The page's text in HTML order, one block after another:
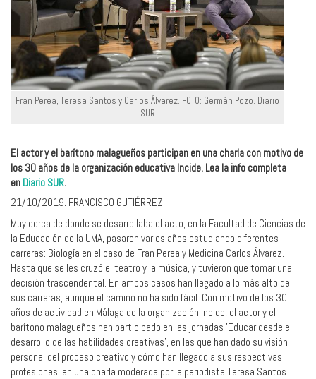
Fran Perea, Teresa Santos y Carlos Álvarez. FOTO: Germán Pozo. Diario
SUR
El actor y el barítono malagueños participan en una charla con motivo de
los 30 años de la organización educativa Incide. Lea la info completa
en Diario SUR.
21/10/2019. FRANCISCO GUTIÉRREZ
Muy cerca de donde se desarrollaba el acto, en la Facultad de Ciencias de
la Educación de la UMA, pasaron varios años estudiando diferentes
carreras: Biología en el caso de Fran Perea y Medicina Carlos Álvarez.
Hasta que se les cruzó el teatro y la música, y tuvieron que tomar una
decisión trascendental. En ambos casos han llegado a lo más alto de
sus carreras, aunque el camino no ha sido fácil. Con motivo de los 30
años de actividad en Málaga de la organización Incide, el actor y el
barítono malagueños han participado en las jornadas 'Educar desde el
desarrollo de las habilidades creativas', en las que han dado su visión
personal del proceso creativo y cómo han llegado a sus respectivas
profesiones, en una charla moderada por la periodista Teresa Santos.